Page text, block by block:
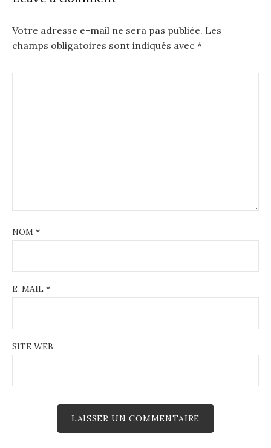
Votre adresse e-mail ne sera pas publiée. Les
champs obligatoires sont indiqués avec *
NOM *
E-MAIL *
SITE WEB